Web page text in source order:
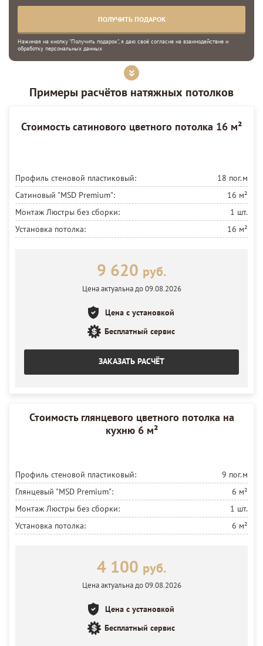
Нажимая на кнопку "Получить подарок", я даю своё согласие на взаимодействие и
обработку персональных данных
Примеры расчётов натяжных потолков
Стоимость сатинового цветного потолка 16 м²
Профиль стеновой пластиковый:
18 пог.м
Сатиновый "MSD Premium":
16 м²
Монтаж Люстры без сборки:
1 шт.
Установка потолка:
16 м²
9 620 руб.
Цена актуальна до 09.08.2026
Цена с установкой
Бесплатный сервис
ЗАКАЗАТЬ РАСЧЁТ
Стоимость глянцевого цветного потолка на
кухню 6 м²
Профиль стеновой пластиковый:
9 пог.м
Глянцевый "MSD Premium":
6 м²
Монтаж Люстры без сборки:
1 шт.
Установка потолка:
6 м²
4 100 руб.
Цена актуальна до 09.08.2026
Цена с установкой
Бесплатный сервис